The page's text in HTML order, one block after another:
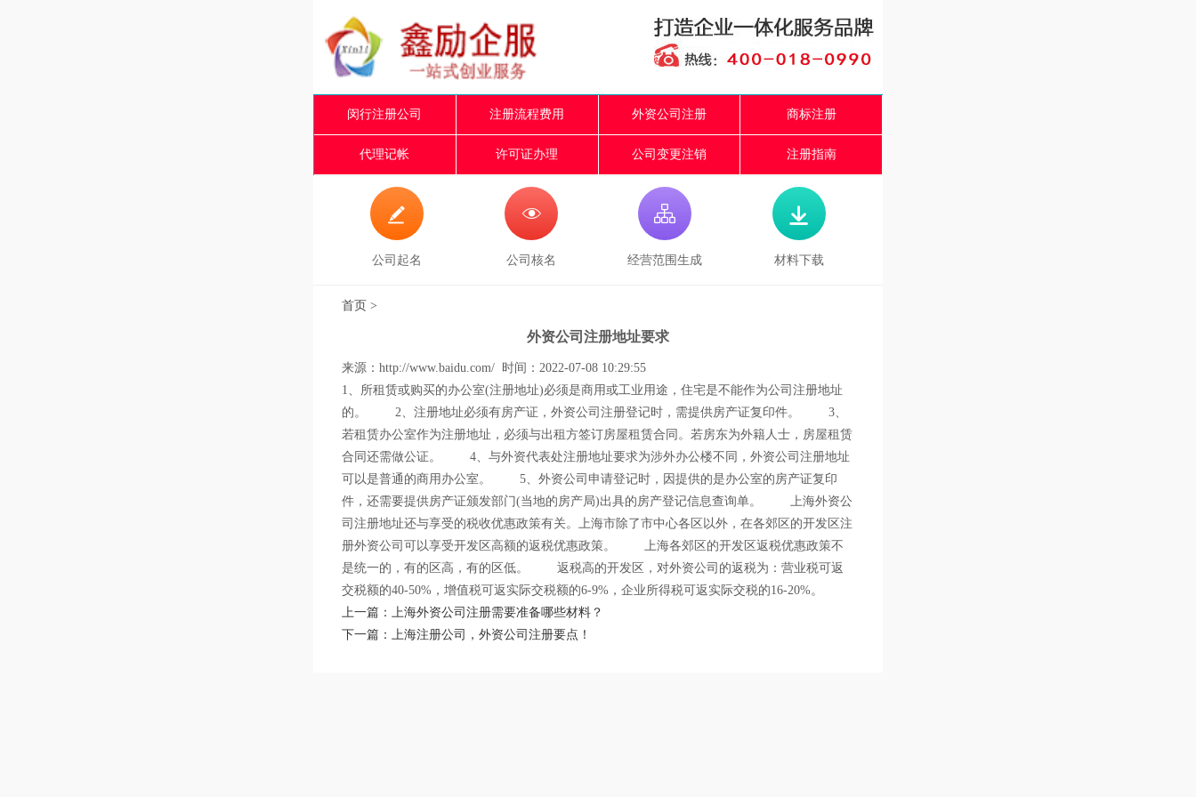
闵行注册公司 注册流程费用 外资公司注册 商标注册
代理记帐 许可证办理 公司变更注销 注册指南

公司起名

公司核名

经营范围生成

材料下载
首页 >
外资公司注册地址要求
来源：http://www.baidu.com/ 时间：2022-07-08 10:29:55
1、所租赁或购买的办公室(注册地址)必须是商用或工业用途，住宅是不能作为公司注册地址
的。 2、注册地址必须有房产证，外资公司注册登记时，需提供房产证复印件。 3、
若租赁办公室作为注册地址，必须与出租方签订房屋租赁合同。若房东为外籍人士，房屋租赁
合同还需做公证。 4、与外资代表处注册地址要求为涉外办公楼不同，外资公司注册地址
可以是普通的商用办公室。 5、外资公司申请登记时，因提供的是办公室的房产证复印
件，还需要提供房产证颁发部门(当地的房产局)出具的房产登记信息查询单。 上海外资公
司注册地址还与享受的税收优惠政策有关。上海市除了市中心各区以外，在各郊区的开发区注
册外资公司可以享受开发区高额的返税优惠政策。 上海各郊区的开发区返税优惠政策不
是统一的，有的区高，有的区低。 返税高的开发区，对外资公司的返税为：营业税可返
交税额的40-50%，增值税可返实际交税额的6-9%，企业所得税可返实际交税的16-20%。
上一篇：上海外资公司注册需要准备哪些材料？
下一篇：上海注册公司，外资公司注册要点！